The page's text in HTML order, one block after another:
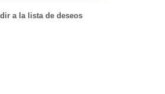
a la lista de deseos